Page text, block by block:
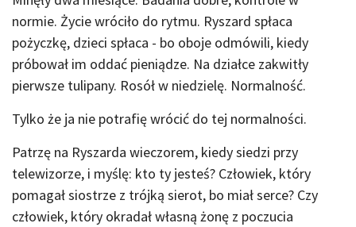
normie. Życie wróciło do rytmu. Ryszard spłaca
pożyczkę, dzieci spłaca - bo oboje odmówili, kiedy
próbował im oddać pieniądze. Na działce zakwitły
pierwsze tulipany. Rosół w niedzielę. Normalność.
Tylko że ja nie potrafię wrócić do tej normalności.
Patrzę na Ryszarda wieczorem, kiedy siedzi przy
telewizorze, i myślę: kto ty jesteś? Człowiek, który
pomagał siostrze z trójką sierot, bo miał serce? Czy
człowiek, który okradał własną żonę z poczucia